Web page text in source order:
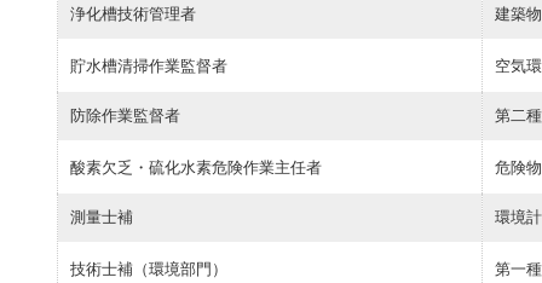
浄化槽技術管理者
貯水槽清掃作業監督者
建築
空気
防除作業監督者
酸素欠乏・硫化水素危険作業主任者
第二
危険
測量士補
技術士補（環境部門）
環境
第一